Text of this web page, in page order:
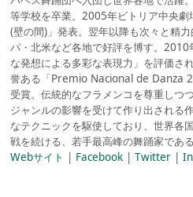
等学校を卒業。2005年ビトリア中央
(壁の間)」発表。翌年以降も次々と精
パ・北米など各地で好評を博す。
な発想による多彩な表現力」を評価さ
誉ある「Premio Nacional de Danza
受賞。伝統的なフラメンコを尊重しつ
ジャンルの影響を受けて作り出される
なテクニックを駆使しており、世界各
戦を続ける、若手最高峰の舞踊家である
Webサイト | Facebook |Twitter |